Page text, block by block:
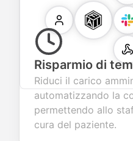
Risparmio di
Riduci il carico
automatizzando la
permettendo allo
cura del paziente.